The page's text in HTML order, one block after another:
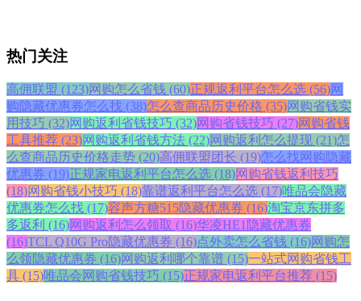
热门关注
高佣联盟 (123)网购怎么省钱 (60)正规返利平台怎么选 (56)网
购隐藏优惠券怎么找 (38)怎么查商品历史价格 (35)网购省钱实
用技巧 (32)网购返利省钱技巧 (32)网购省钱技巧 (27)网购省钱
工具推荐 (23)网购返利省钱方法 (22)网购返利怎么提现 (21)怎
么查商品历史价格走势 (20)高佣联盟团长 (19)怎么找网购隐藏
优惠券 (19)正规家电返利平台怎么选 (18)网购省钱返利技巧
(18)网购省钱小技巧 (18)靠谱返利平台怎么选 (17)唯品会隐藏
优惠券怎么找 (17)容声方糖515隐藏优惠券 (16)淘宝京东拼多
多返利 (16)网购返利怎么领取 (16)华凌HE1隐藏优惠券
(16)TCL Q10G Pro隐藏优惠券 (16)点外卖怎么省钱 (16)网购怎
么领隐藏优惠券 (16)网购返利哪个靠谱 (15)一站式网购省钱工
具 (15)唯品会网购省钱技巧 (15)正规家电返利平台推荐 (15)